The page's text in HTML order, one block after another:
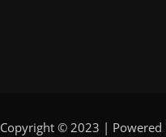
Copyright © 2023 | Powered